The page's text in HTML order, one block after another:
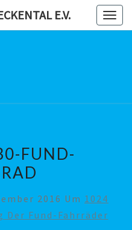
E.V.
FUND-
2016 Um 1024
Der Fund-Fahrräder